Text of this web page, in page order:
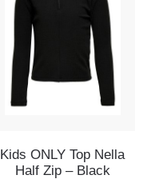
Kids ONLY Top Nella
Half Zip – Black